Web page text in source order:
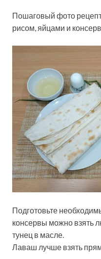
Пошаговый фото
рисом, яйцами и
Подготовьте
консервы можно взять
тунец в масле.
Лаваш лучше взять